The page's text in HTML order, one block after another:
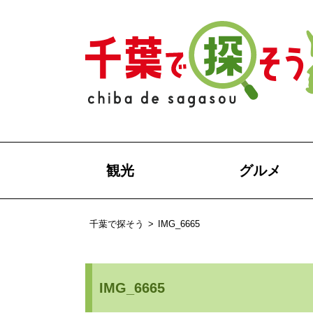
観光 グルメ
千葉で探そう > IMG_6665
IMG_6665